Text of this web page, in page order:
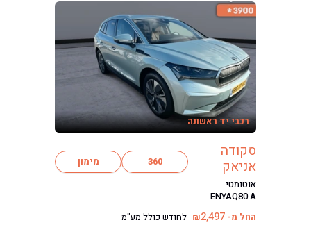
רכבי יד ראשונה
סקודה
אניאק
אוטומטי
ENYAQ80 A
360 מימון
החל מ- ₪2,497 לחודש כולל מע"מ